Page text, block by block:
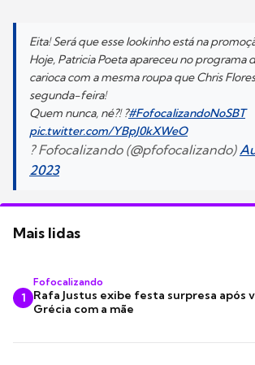
Eita! Será que esse lookinho está na
Hoje, Patricia Poeta apareceu no programa
carioca com a mesma roupa que Chris
segunda-feira!
Quem nunca, né?! ?#FofocalizandoNoSBT
pic.twitter.com/YBpJ0kXWeO
? Fofocalizando (@pfofocalizando)
2023
Mais lidas
1
Fofocalizando
Rafa Justus exibe festa surpresa após
Grécia com a mãe